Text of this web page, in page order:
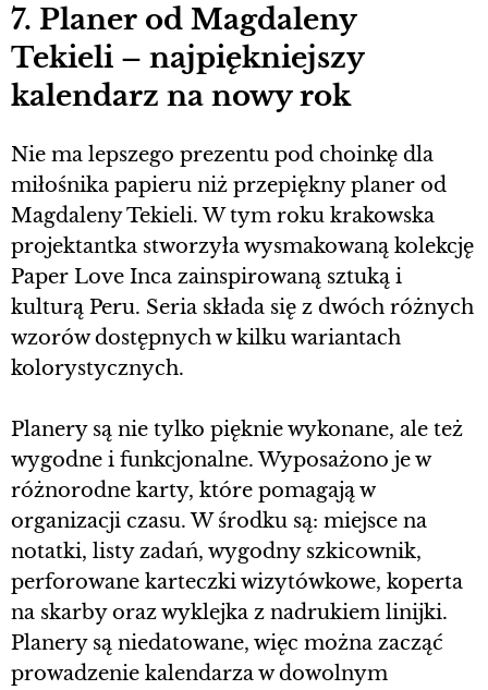
7. Planer od Magdaleny
Tekieli – najpiękniejszy
kalendarz na nowy rok
Nie ma lepszego prezentu pod choinkę dla
miłośnika papieru niż przepiękny planer od
Magdaleny Tekieli. W tym roku krakowska
projektantka stworzyła wysmakowaną kolekcję
Paper Love Inca zainspirowaną sztuką i
kulturą Peru. Seria składa się z dwóch różnych
wzorów dostępnych w kilku wariantach
kolorystycznych.
Planery są nie tylko pięknie wykonane, ale też
wygodne i funkcjonalne. Wyposażono je w
różnorodne karty, które pomagają w
organizacji czasu. W środku są: miejsce na
notatki, listy zadań, wygodny szkicownik,
perforowane karteczki wizytówkowe, koperta
na skarby oraz wyklejka z nadrukiem linijki.
Planery są niedatowane, więc można zacząć
prowadzenie kalendarza w dowolnym